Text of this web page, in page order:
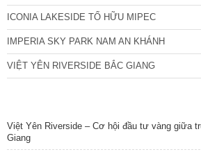
ICONIA LAKESIDE TỐ HỮU MIPEC
IMPERIA SKY PARK NAM AN KHÁNH
VIỆT YÊN RIVERSIDE BẮC GIANG
Việt Yên Riverside – Cơ hội đầu tư vàng giữa
Giang